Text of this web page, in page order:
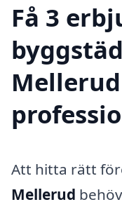
Få 3
Att hitta rätt
Mellerud